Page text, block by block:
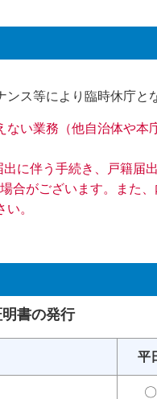
ス等により臨時休庁と
い業務（他自治体や
に伴う手続き、戸籍届
合がございます。また
。
書の発行
平
〇